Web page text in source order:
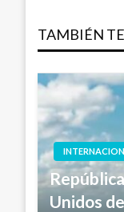
TAMBIÉN
Unidos